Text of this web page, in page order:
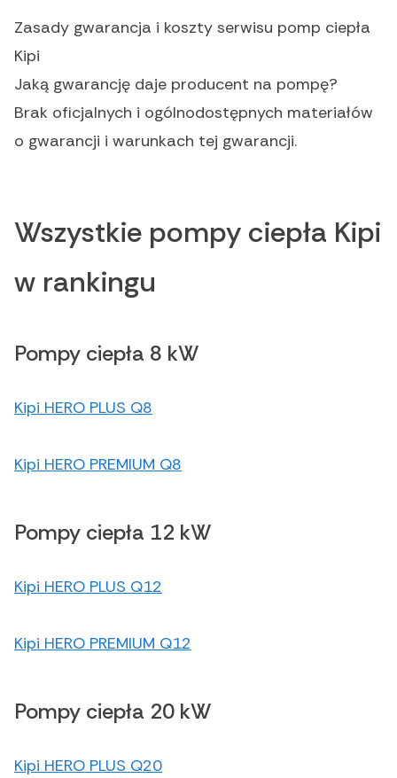
Zasady gwarancja i koszty serwisu pomp ciepła
Kipi
Jaką gwarancję daje producent na pompę?
Brak oficjalnych i ogólnodostępnych materiałów
o gwarancji i warunkach tej gwarancji.
Wszystkie pompy ciepła Kipi
w rankingu
Pompy ciepła 8 kW
Kipi HERO PLUS Q8
Kipi HERO PREMIUM Q8
Pompy ciepła 12 kW
Kipi HERO PLUS Q12
Kipi HERO PREMIUM Q12
Pompy ciepła 20 kW
Kipi HERO PLUS Q20